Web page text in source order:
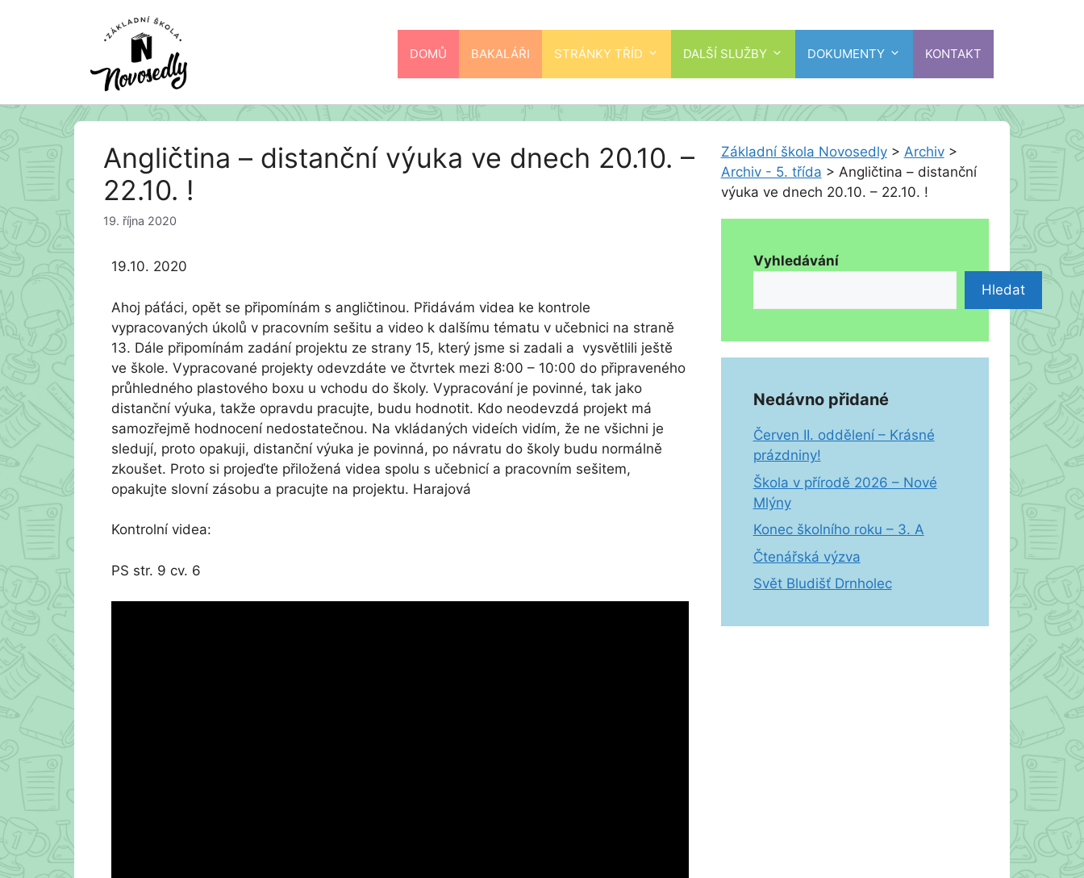
DOMŮ BAKALÁŘI STRÁNKY TŘÍD DALŠÍ SLUŽBY DOKUMENTY KONTAKT
Angličtina – distanční výuka ve dnech 20.10. –
22.10. !
19. října 2020
19.10. 2020
Ahoj páťáci, opět se připomínám s angličtinou. Přidávám videa ke kontrole
vypracovaných úkolů v pracovním sešitu a video k dalšímu tématu v učebnici na straně
13. Dále připomínám zadání projektu ze strany 15, který jsme si zadali a vysvětlili ještě
ve škole. Vypracované projekty odevzdáte ve čtvrtek mezi 8:00 – 10:00 do připraveného
průhledného plastového boxu u vchodu do školy. Vypracování je povinné, tak jako
distanční výuka, takže opravdu pracujte, budu hodnotit. Kdo neodevzdá projekt má
samozřejmě hodnocení nedostatečnou. Na vkládaných videích vidím, že ne všichni je
sledují, proto opakuji, distanční výuka je povinná, po návratu do školy budu normálně
zkoušet. Proto si projeďte přiložená videa spolu s učebnicí a pracovním sešitem,
opakujte slovní zásobu a pracujte na projektu. Harajová
Kontrolní videa:
PS str. 9 cv. 6
Základní škola Novosedly> Archiv>
Archiv - 5. třída > Angličtina – distanční
výuka ve dnech 20.10. – 22.10. !
Vyhledávání
Hledat
Nedávno přidané
Červen II. oddělení – Krásné
prázdniny!
Škola v přírodě 2026 – Nové
Mlýny
Konec školního roku – 3. A
Čtenářská výzva
Svět Bludišť Drnholec